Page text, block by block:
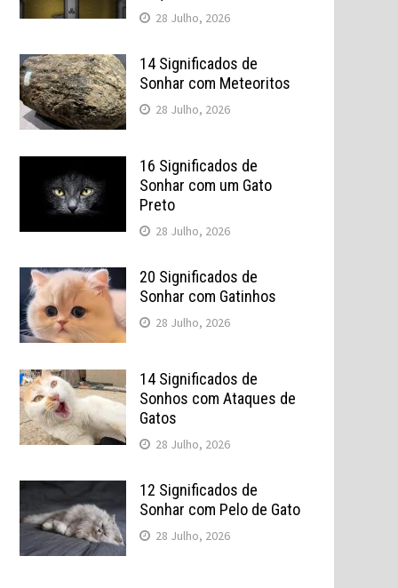
28 Julho, 2026
14 Significados de
Sonhar com Meteoritos
28 Julho, 2026
16 Significados de
Sonhar com um Gato
Preto
28 Julho, 2026
20 Significados de
Sonhar com Gatinhos
28 Julho, 2026
14 Significados de
Sonhos com Ataques de
Gatos
28 Julho, 2026
12 Significados de
Sonhar com Pelo de Gato
28 Julho, 2026